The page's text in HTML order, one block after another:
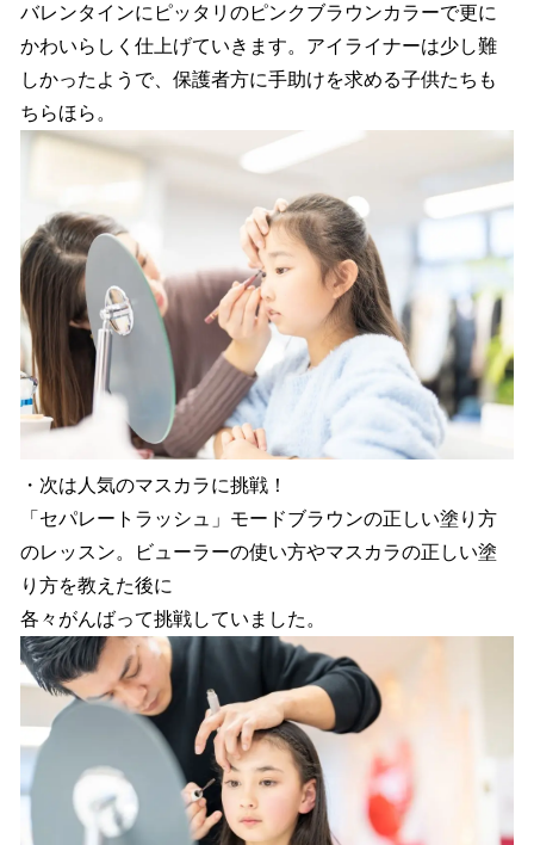
バレンタインにピッタリのピンクブラウンカラーで更に
かわいらしく仕上げていきます。アイライナーは少し難
しかったようで、保護者方に手助けを求める子供たちも
ちらほら。
・次は人気のマスカラに挑戦！
「セパレートラッシュ」モードブラウンの正しい塗り方
のレッスン。ビューラーの使い方やマスカラの正しい塗
り方を教えた後に
各々がんばって挑戦していました。